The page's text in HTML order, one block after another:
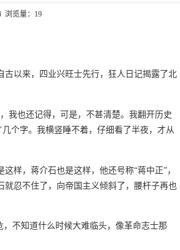
浏览量：19
古以来，四业兴旺士先行，狂人日记揭露了北
我也还记得，可是，不甚清楚。我翻开历史
个字。我横竖睡不着，仔细看了半夜，才从
样，蒋介石也是这样，他还号称“蒋中正”，
忍不住了，向帝国主义倾斜了，腰杆子再也
不知道什么时候大难临头，像革命志士那